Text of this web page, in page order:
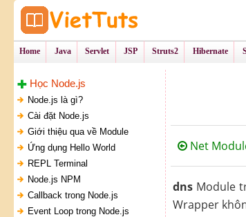
Home Java Servlet JSP Struts2 Hibernate
Học Node.js
Node.js là gì?
Cài đặt Node.js
Giới thiệu qua về Module
Ứng dụng Hello World
REPL Terminal
Node.js NPM
Callback trong Node.js
Event Loop trong Node.js
Net
dnsModule
Wrapper